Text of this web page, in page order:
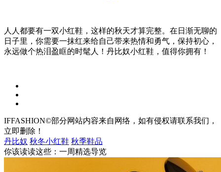
人人都要有一双小红鞋，这样的秋天才算完整。在日渐无聊的
日子里，你需要一抹红来给自己带来热情和勇气，保持初心，
永远做个热泪盈眶的时髦人！丹比奴小红鞋，值得你拥有！
IFFASHION©部分网站内容来自网络，如有侵权请联系我们，
立即删除！
丹比奴 秋冬小红鞋 秋季鞋品
你该读读这些：一周精选导览